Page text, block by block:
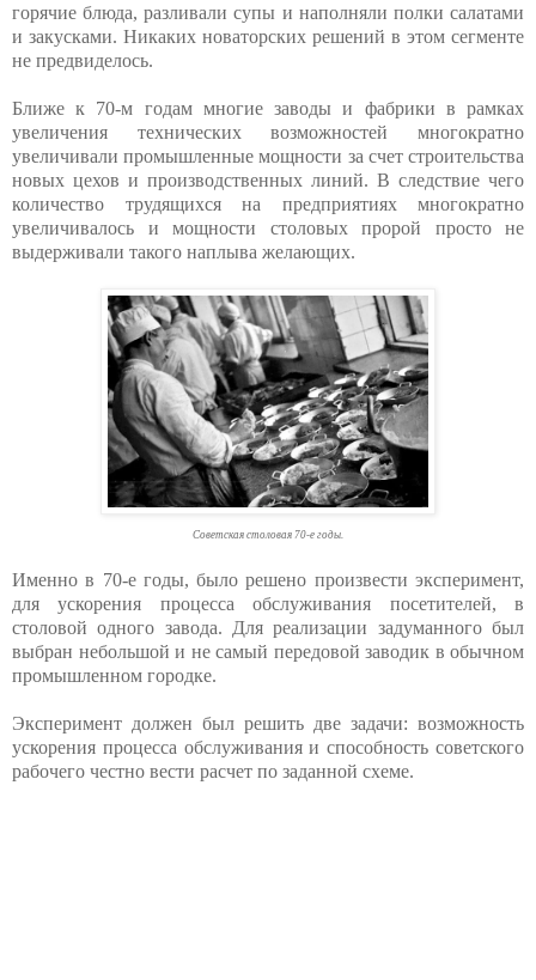
горячие блюда, разливали супы и наполняли полки салатами
и закусками. Никаких новаторских решений в этом сегменте
не предвиделось.
Ближе к 70-м годам многие заводы и фабрики в рамках
увеличения технических возможностей многократно
увеличивали промышленные мощности за счет строительства
новых цехов и производственных линий. В следствие чего
количество трудящихся на предприятиях многократно
увеличивалось и мощности столовых пророй просто не
выдерживали такого наплыва желающих.
Советская столовая 70-е годы.
Именно в 70-е годы, было решено произвести эксперимент,
для ускорения процесса обслуживания посетителей, в
столовой одного завода. Для реализации задуманного был
выбран небольшой и не самый передовой заводик в обычном
промышленном городке.
Эксперимент должен был решить две задачи: возможность
ускорения процесса обслуживания и способность советского
рабочего честно вести расчет по заданной схеме.